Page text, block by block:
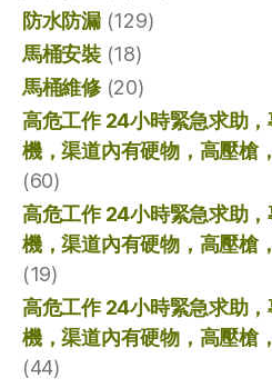
防水防漏(129)
馬桶安裝(18)
馬桶維修(20)
高危工作 24小時緊急求助
機，渠道內有硬物，高壓槍
(60)
高危工作 24小時緊急求助
機，渠道內有硬物，高壓槍
(19)
高危工作 24小時緊急求助
機，渠道內有硬物，高壓槍
(44)